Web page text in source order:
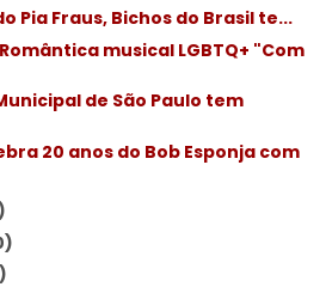
Pia Fraus, Bichos do Brasil te...
musical LGBTQ+ "Com
de São Paulo tem
20 anos do Bob Esponja com